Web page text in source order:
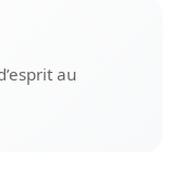
au